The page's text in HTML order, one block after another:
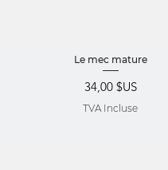
Aperçu rapide
Le mec mature
Prix
34,00 $US
TVA Incluse